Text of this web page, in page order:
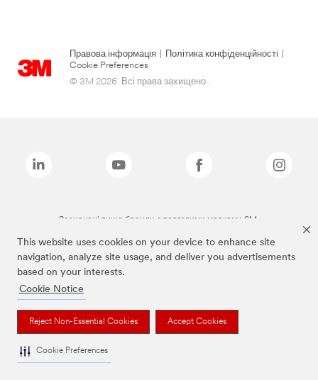
This website uses cookies on your device to enhance site
navigation, analyze site usage, and deliver you advertisements
based on your interests.
Cookie Notice
Reject Non-Essential Cookies Accept Cookies
Cookie Preferences
Правова інформація Політика конфіденційності
Cookie Preferences
© 3M 2026. Всі права захищено..
Зазначені вище бренди є торговими марками 3M.